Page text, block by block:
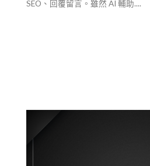
SEO、回覆留言。雖然 AI 輔助....